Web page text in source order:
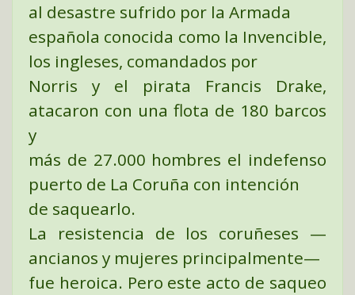
al desastre sufrido por la Armada
española conocida como la Invencible,
los ingleses, comandados por
Norris y el pirata Francis Drake,
atacaron con una flota de 180 barcos
y
más de 27.000 hombres el indefenso
puerto de La Coruña con intención
de saquearlo.
La resistencia de los coruñeses —
ancianos y mujeres principalmente—
fue heroica. Pero este acto de saqueo